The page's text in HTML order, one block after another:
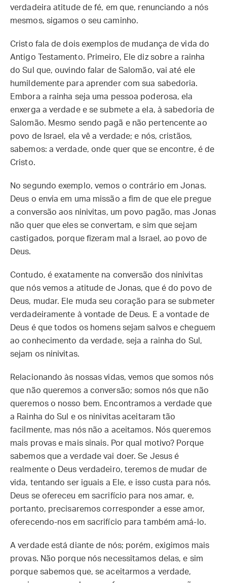
verdadeira atitude de fé, em que, renunciando a nós
mesmos, sigamos o seu caminho.
Cristo fala de dois exemplos de mudança de vida do
Antigo Testamento. Primeiro, Ele diz sobre a rainha
do Sul que, ouvindo falar de Salomão, vai até ele
humildemente para aprender com sua sabedoria.
Embora a rainha seja uma pessoa poderosa, ela
enxerga a verdade e se submete a ela, à sabedoria de
Salomão. Mesmo sendo pagã e não pertencente ao
povo de Israel, ela vê a verdade; e nós, cristãos,
sabemos: a verdade, onde quer que se encontre, é de
Cristo.
No segundo exemplo, vemos o contrário em Jonas.
Deus o envia em uma missão a fim de que ele pregue
a conversão aos ninivitas, um povo pagão, mas Jonas
não quer que eles se convertam, e sim que sejam
castigados, porque fizeram mal a Israel, ao povo de
Deus.
Contudo, é exatamente na conversão dos ninivitas
que nós vemos a atitude de Jonas, que é do povo de
Deus, mudar. Ele muda seu coração para se submeter
verdadeiramente à vontade de Deus. E a vontade de
Deus é que todos os homens sejam salvos e cheguem
ao conhecimento da verdade, seja a rainha do Sul,
sejam os ninivitas.
Relacionando às nossas vidas, vemos que somos nós
que não queremos a conversão; somos nós que não
queremos o nosso bem. Encontramos a verdade que
a Rainha do Sul e os ninivitas aceitaram tão
facilmente, mas nós não a aceitamos. Nós queremos
mais provas e mais sinais. Por qual motivo? Porque
sabemos que a verdade vai doer. Se Jesus é
realmente o Deus verdadeiro, teremos de mudar de
vida, tentando ser iguais a Ele, e isso custa para nós.
Deus se ofereceu em sacrifício para nos amar, e,
portanto, precisaremos corresponder a esse amor,
oferecendo-nos em sacrifício para também amá-lo.
A verdade está diante de nós; porém, exigimos mais
provas. Não porque nós necessitamos delas, e sim
porque sabemos que, se aceitarmos a verdade,